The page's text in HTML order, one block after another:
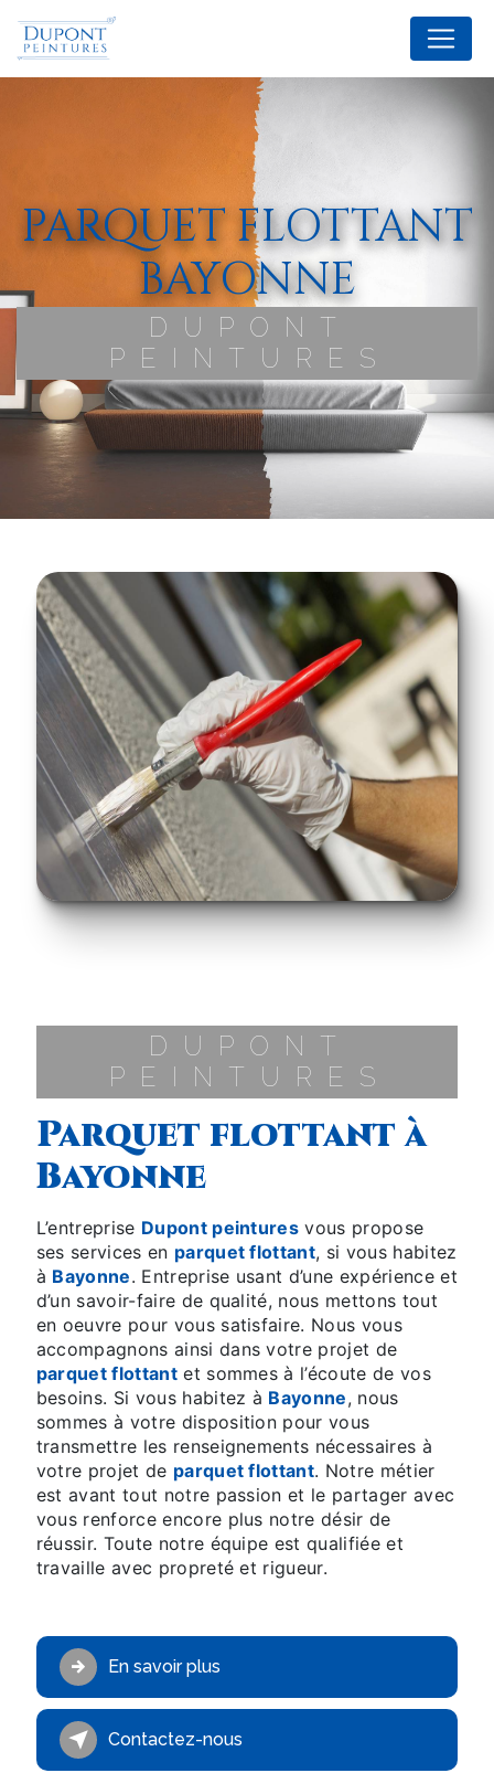
PARQUET FLOTTANT
BAYONNE
DUPONT
PEINTURES
DUPONT
PEINTURES
parquet flottant à
Bayonne
L’entreprise Dupont peintures vous propose
ses services en parquet flottant, si vous habitez
à Bayonne. Entreprise usant d’une expérience et
d’un savoir-faire de qualité, nous mettons tout
en oeuvre pour vous satisfaire. Nous vous
accompagnons ainsi dans votre projet de
parquet flottantet sommes à l’écoute de vos
besoins. Si vous habitez à Bayonne, nous
sommes à votre disposition pour vous
transmettre les renseignements nécessaires à
votre projet de parquet flottant. Notre métier
est avant tout notre passion et le partager avec
vous renforce encore plus notre désir de
réussir. Toute notre équipe est qualifiée et
travaille avec propreté et rigueur.
En savoir plus
Contactez-nous
Panneau de gestion des cookies